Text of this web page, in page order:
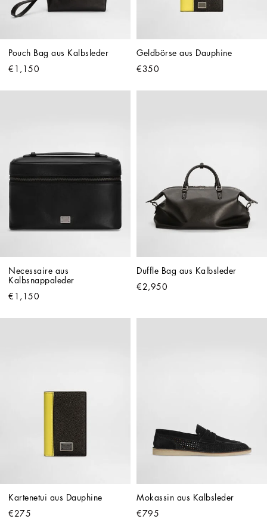
Pouch Bag aus Kalbsleder
€1,150
Geldbörse aus Dauphine
€350
Necessaire aus
Kalbsnappaleder
€1,150
Duffle Bag aus Kalbsleder
€2,950
Kartenetui aus Dauphine
€275
Mokassin aus Kalbsleder
€795